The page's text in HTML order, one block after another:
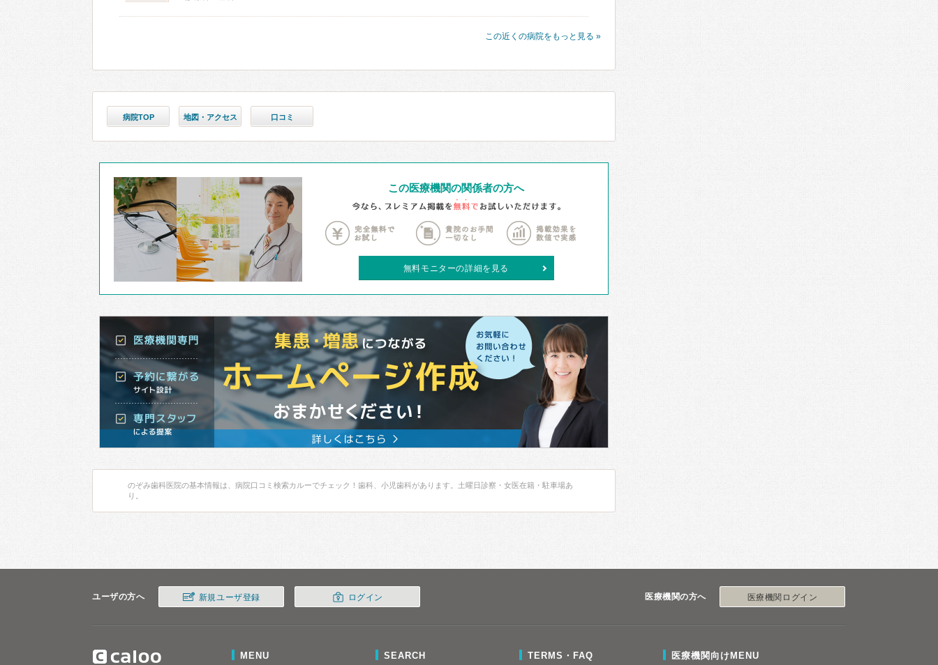
この近くの病院をもっと見る »
病院TOP 地図・アクセス 口コミ
この医療機関の関係者の方へ
無料モニターの詳細を見る
のぞみ歯科医院の基本情報は、病院口コミ検索カルーでチェック！歯科、小児歯科があります。土曜日診察・女医在籍・駐車場あ
り。
ユーザの方へ 新規ユーザ登録 ログイン 医療機関の方へ 医療機関ログイン
MENU SEARCH TERMS・FAQ 医療機関向けMENU